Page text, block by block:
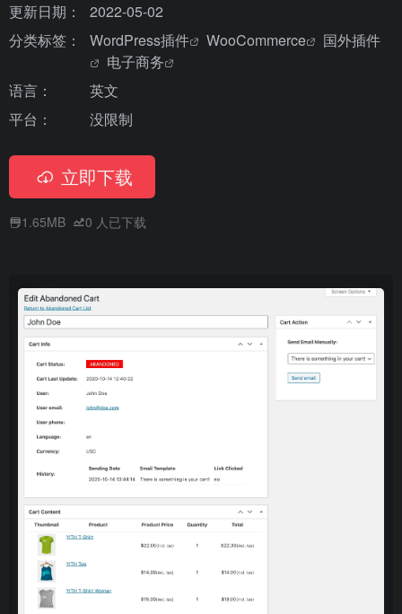
更新日期：
2022-05-02
分类标签：
WordPress插件 WooCommerce
国外插件
电子商务
语言：
英文
平台：
没限制
立即下载
1.65MB 0 人已下载